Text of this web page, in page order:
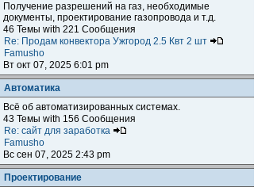
Получение разрешений на газ, необходимые
документы, проектирование газопровода и т.д.
46 Темы with 221 Сообщения
Re: Продам конвектора Ужгород 2.5 Квт 2 шт
Famusho
Вт окт 07, 2025 6:01 pm
Автоматика
Всё об автоматизированных системах.
43 Темы with 156 Сообщения
Re: сайт для заработка
Famusho
Вс сен 07, 2025 2:43 pm
Проектирование